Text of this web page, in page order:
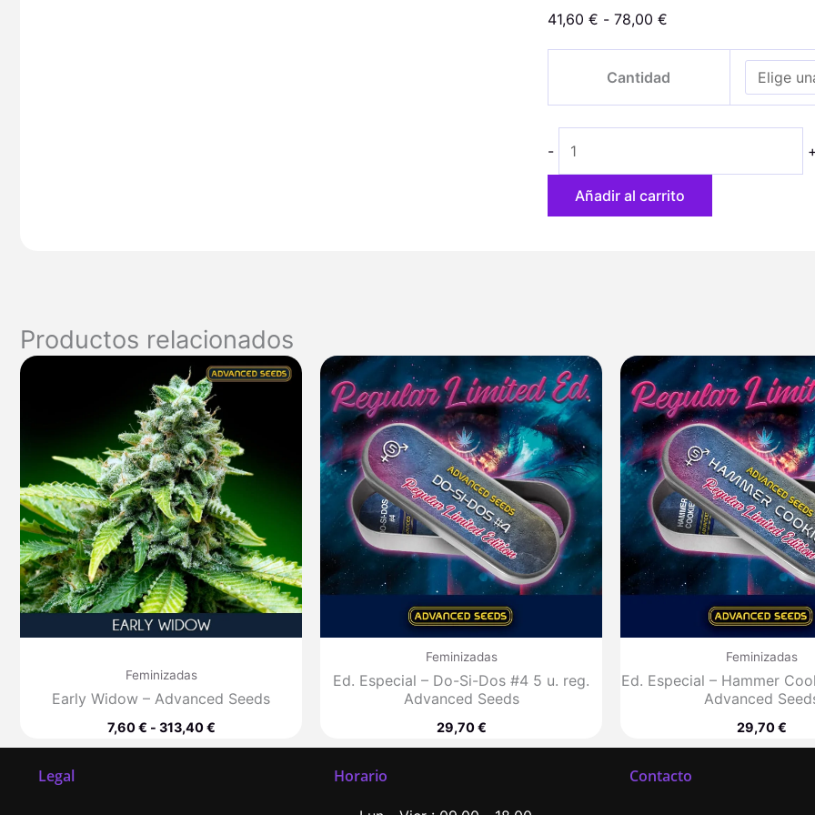
41,60 € - 78,00 €Rango
desde
Cantidad
-
Sorbet
cantidad
+
Añadir al carrito
Productos relacionados
Feminizadas
Early Widow – Advanced Seeds
7,60€ - 313,40€
Rango
de
precios:
desde
7,60 €
hasta
313,40 €
Feminizadas
Ed. Especial – Do-Si-Dos #4 5 u. reg.
Advanced Seeds
29,70€
Feminizadas
Ed. Especial – Hammer
Advanced
29,70€
Legal Horario Contacto